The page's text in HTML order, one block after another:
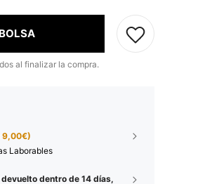
al finalizar la compra.
9,00€)
Laborables
dentro de 14 días,